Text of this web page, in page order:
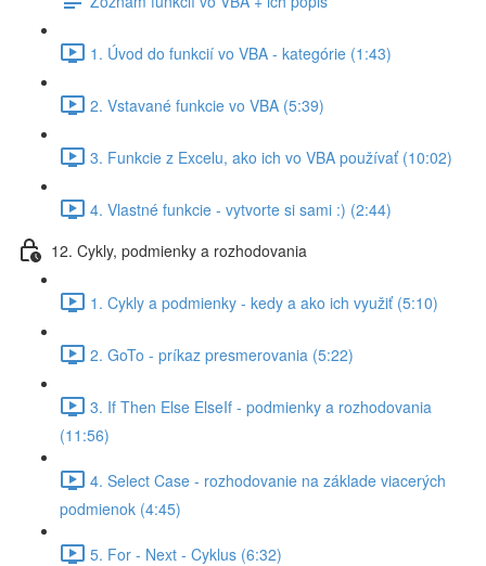
1. Úvod do funkcií vo VBA - kategórie (1:43)
2. Vstavané funkcie vo VBA (5:39)
3. Funkcie z Excelu, ako ich vo VBA používať (10:02)
4. Vlastné funkcie - vytvorte si sami :) (2:44)
12. Cykly, podmienky a rozhodovania
1. Cykly a podmienky - kedy a ako ich využiť (5:10)
2. GoTo - príkaz presmerovania (5:22)
3. If Then Else ElseIf - podmienky a rozhodovania
(11:56)
4. Select Case - rozhodovanie na základe viacerých
podmienok (4:45)
5. For - Next - Cyklus (6:32)